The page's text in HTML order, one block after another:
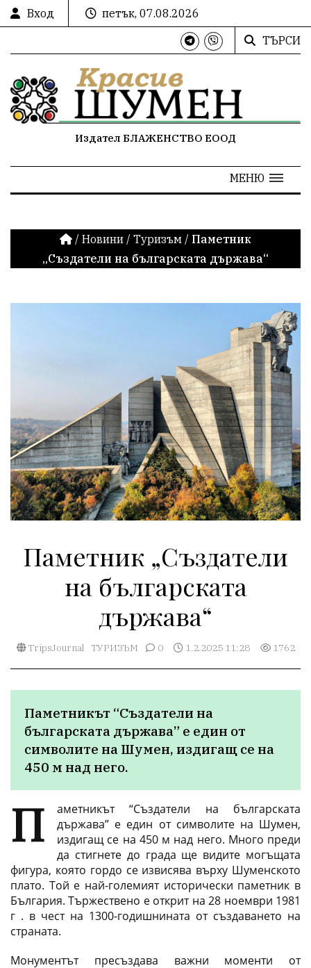
Вход
петък, 07.08.2026
ТЪРСИ
Издател БЛАЖЕНСТВО ЕООД
МЕНЮ
/ Новини / Туризъм / Паметник
„Създатели на българската държава“
Паметник „Създатели
на българската
държава“
TripsJournal ТУРИЗЪМ 0 1.2.2025 11:28 1762
Паметникът “Създатели на
българската държава” е един от
символите на Шумен, издигащ се на
450 м над него.
П
аметникът “Създатели на българската
държава” е един от символите на Шумен,
издигащ се на 450 м над него. Много преди
да стигнете до града ще видите могъщата
фигура, която гордо се извисява върху Шуменското
плато. Той е най-големият исторически паметник в
България. Тържествено е открит на 28 ноември 1981
г . в чест на 1300-годишнината от създаването на
страната.
Монументът пресъздава важни моменти от